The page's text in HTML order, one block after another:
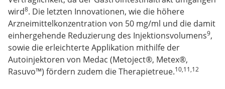
wird8. Die letzten Innovationen, wie die höhere
Arzneimittelkonzentration von 50 mg/ml und die damit
einhergehende Reduzierung des Injektionsvolumens9,
sowie die erleichterte Applikation mithilfe der
Autoinjektoren von Medac (Metoject®, Metex®,
Rasuvo™) fördern zudem die Therapietreue.10,11,12